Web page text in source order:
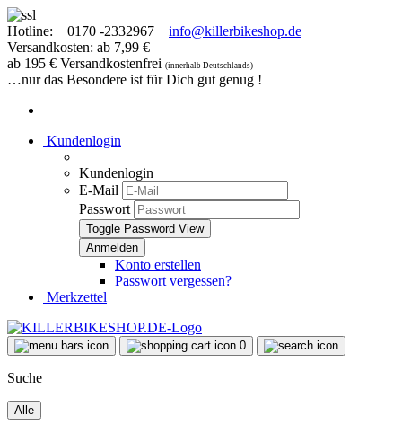
Hotline: 0170 -2332967
info@killerbikeshop.de
Versandkosten: ab 7,99 €
ab 195 € Versandkostenfrei (innerhalb Deutschlands)
…nur das Besondere ist für Dich gut genug !
Kundenlogin
Kundenlogin
E-Mail
Passwort
Toggle Password View
Konto erstellen
Passwort vergessen?
Merkzettel
0
Suche
Alle